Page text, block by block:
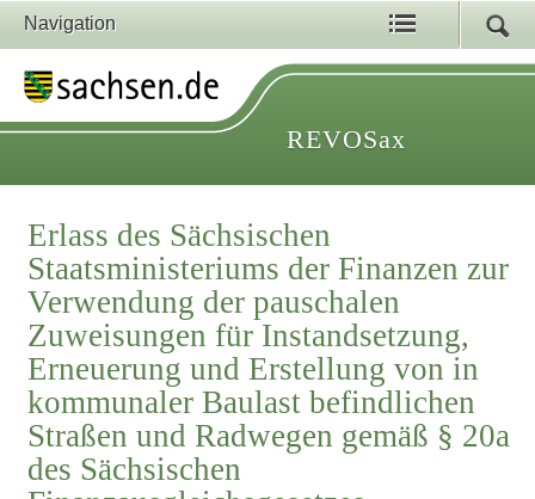
Navigation
REVOSax
Erlass des Sächsischen
Staatsministeriums der Finanzen zur
Verwendung der pauschalen
Zuweisungen für Instandsetzung,
Erneuerung und Erstellung von in
kommunaler Baulast befindlichen
Straßen und Radwegen gemäß § 20a
des Sächsischen